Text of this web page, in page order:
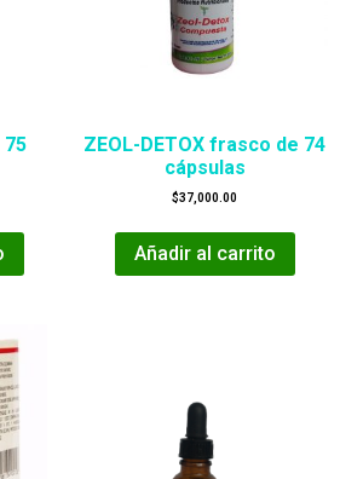
75
ZEOL-DETOX frasco de 74
cápsulas
$37,000.00
Añadir al carrito